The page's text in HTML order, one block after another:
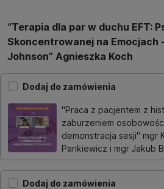
“Terapia dla par w duchu EFT:
Skoncentrowanej na Emocjach
Johnson” Agnieszka Koch
Dodaj do zamówienia
"Praca z pacjentem z
zaburzeniem
demonstracja sesji" mgr
Pankiewicz i mgr Jakub
Dodaj do zamówienia